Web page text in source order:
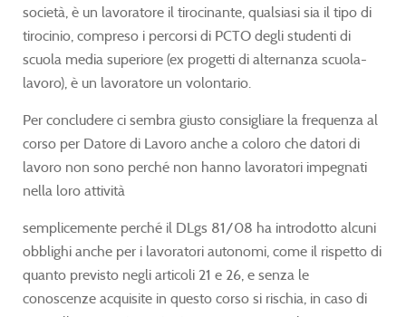
società, è un lavoratore il tirocinante, qualsiasi sia il tipo di
tirocinio, compreso i percorsi di PCTO degli studenti di
scuola media superiore (ex progetti di alternanza scuola-
lavoro), è un lavoratore un volontario.
Per concludere ci sembra giusto consigliare la frequenza al
corso per Datore di Lavoro anche a coloro che datori di
lavoro non sono perché non hanno lavoratori impegnati
nella loro attività
semplicemente perché il DLgs 81/08 ha introdotto alcuni
obblighi anche per i lavoratori autonomi, come il rispetto di
quanto previsto negli articoli 21 e 26, e senza le
conoscenze acquisite in questo corso si rischia, in caso di